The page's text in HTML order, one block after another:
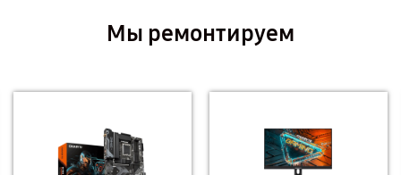
Мы ремонтируем